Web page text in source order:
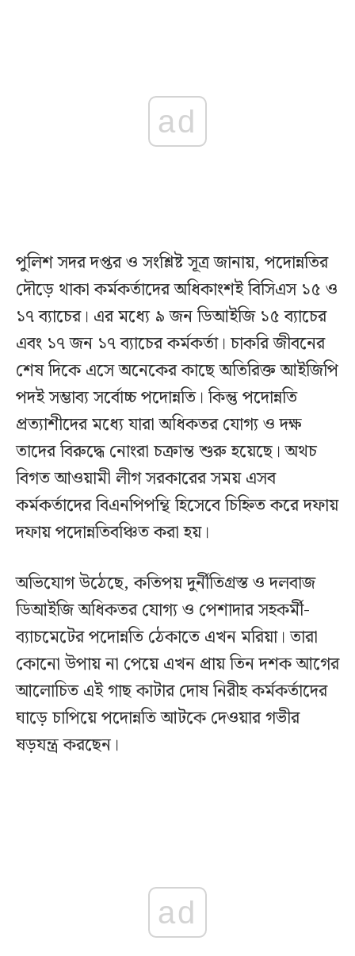
ad
পুলিশ সদর দপ্তর ও সংশ্লিষ্ট সূত্র জানায়, পদোন্নতির
দৌড়ে থাকা কর্মকর্তাদের অধিকাংশই বিসিএস ১৫ ও
১৭ ব্যাচের। এর মধ্যে ৯ জন ডিআইজি ১৫ ব্যাচের
এবং ১৭ জন ১৭ ব্যাচের কর্মকর্তা। চাকরি জীবনের
শেষ দিকে এসে অনেকের কাছে অতিরিক্ত আইজিপি
পদই সম্ভাব্য সর্বোচ্চ পদোন্নতি। কিন্তু পদোন্নতি
প্রত্যাশীদের মধ্যে যারা অধিকতর যোগ্য ও দক্ষ
তাদের বিরুদ্ধে নোংরা চক্রান্ত শুরু হয়েছে। অথচ
বিগত আওয়ামী লীগ সরকারের সময় এসব
কর্মকর্তাদের বিএনপিপন্থি হিসেবে চিহ্নিত করে দফায়
দফায় পদোন্নতিবঞ্চিত করা হয়।
অভিযোগ উঠেছে, কতিপয় দুর্নীতিগ্রস্ত ও দলবাজ
ডিআইজি অধিকতর যোগ্য ও পেশাদার সহকর্মী-
ব্যাচমেটের পদোন্নতি ঠেকাতে এখন মরিয়া। তারা
কোনো উপায় না পেয়ে এখন প্রায় তিন দশক আগের
আলোচিত এই গাছ কাটার দোষ নিরীহ কর্মকর্তাদের
ঘাড়ে চাপিয়ে পদোন্নতি আটকে দেওয়ার গভীর
ষড়যন্ত্র করছেন।
ad